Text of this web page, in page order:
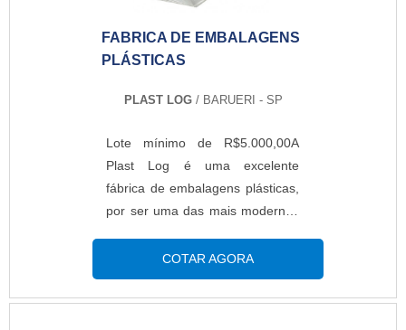
FABRICA DE EMBALAGENS
PLÁSTICAS
PLAST LOG/ BARUERI - SP
Lote mínimo de R$5.000,00A
Plast Log é uma excelente
fábrica de embalagens plásticas,
por ser uma das mais modernas
empresa oferece um vasto
catálogo de produtos para
melhor atender os clientes.
COTAR AGORA